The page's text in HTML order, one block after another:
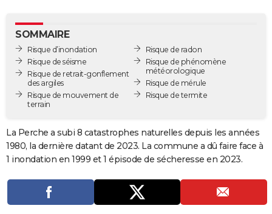
GUIDES D'ACHAT
BONS PLANS
CARTE DE VOEUX
Carte de Noël
Carte Bonne année
Carte Saint-Valentin
Carte Pâques
Carte d'anniversaire
Dictionnaire
Biographies
Citations
Expressions
Proverbes
PROGRAMME TV
COPAINS D'AVANT
Se connecter
Collèges
Universités
Entreprises
Service militaire
Avis de recherche
AVIS DE DÉCÈS
SOMMAIRE
Risque d’inondation
Risque de séisme
Risque de retrait-gonflement
des argiles
Risque de mouvement de
terrain
Risque de radon
Risque de phénomène
météorologique
Risque de mérule
Risque de termite
La Perche a subi 8 catastrophes naturelles depuis les années
1980, la dernière datant de 2023. La commune a dû faire face à
1 inondation en 1999 et 1 épisode de sécheresse en 2023.